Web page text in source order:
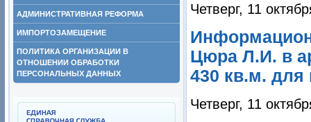
АДМИНИСТРАТИВНАЯ РЕФОРМА
ИМПОРТОЗАМЕЩЕНИЕ
ПОЛИТИКА ОРГАНИЗАЦИИ В
ОТНОШЕНИИ ОБРАБОТКИ
ПЕРСОНАЛЬНЫХ ДАННЫХ
Четверг, 11
Цюра Л.И. в
430 кв.м. для
Четверг, 11